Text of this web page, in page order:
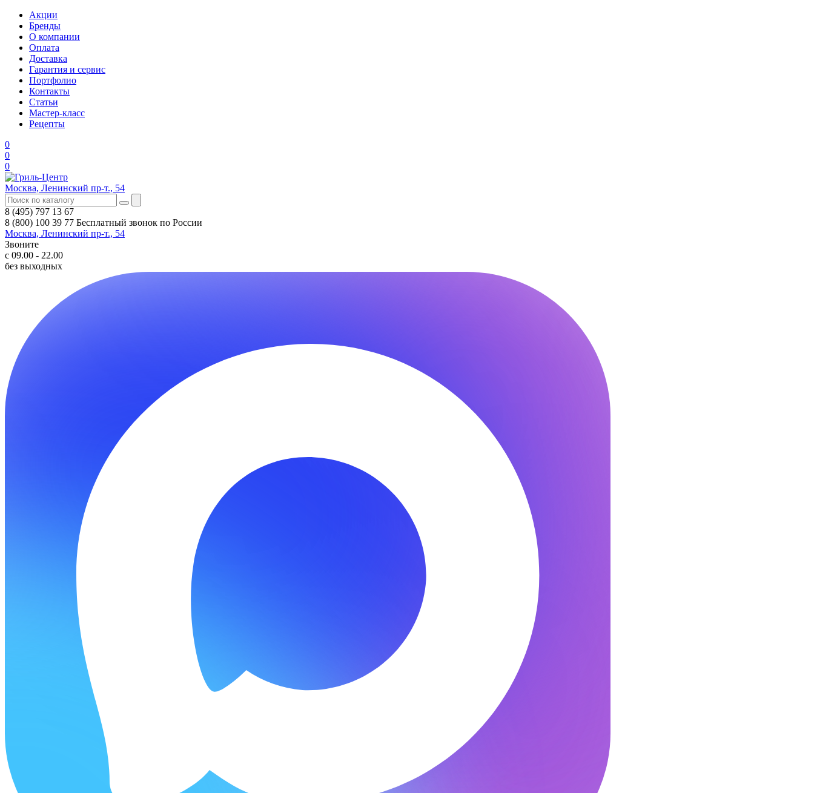
Акции
Бренды
О компании
Оплата
Доставка
Гарантия и сервис
Портфолио
Контакты
Статьи
Мастер-класс
Рецепты
0
0
0
Москва, Ленинский пр-т., 54
8 (495) 797 13 67
8 (800) 100 39 77 Бесплатный звонок по России
Москва, Ленинский пр-т., 54
Звоните
с 09.00 - 22.00
без выходных